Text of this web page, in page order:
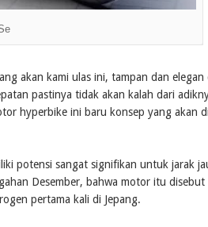
akan kami ulas ini, tampan dan elegan
pastinya tidak akan kalah dari
hyperbike ini baru konsep yang akan
potensi sangat signifikan untuk jarak
Desember, bahwa motor itu disebut
pertama kali di Jepang.